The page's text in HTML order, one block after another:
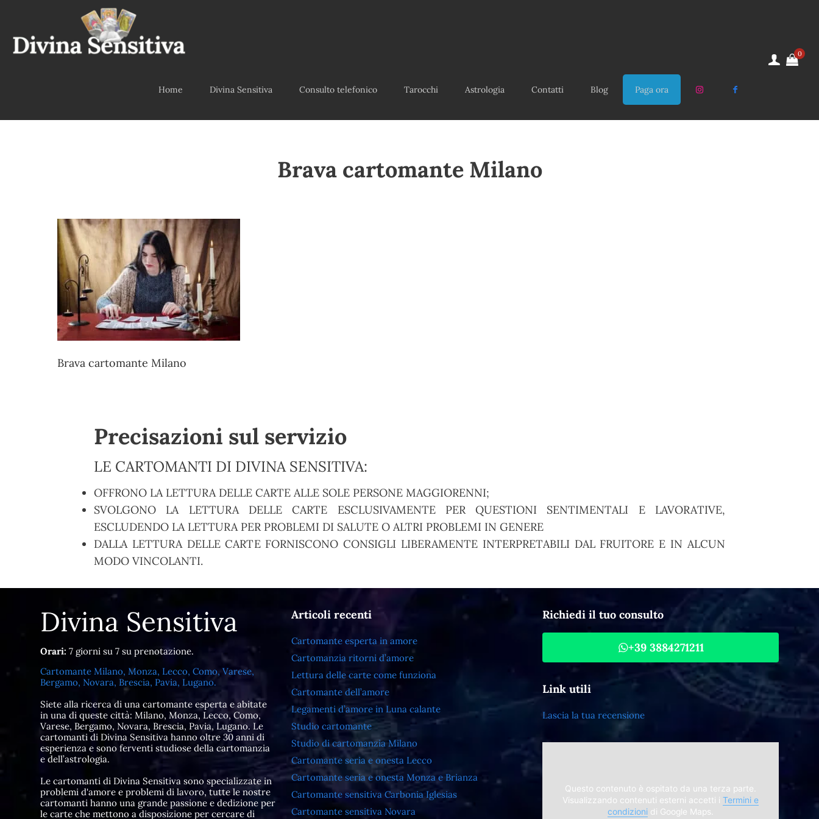
Home Divina Sensitiva Consulto telefonico Tarocchi Astrologia Contatti Blog Paga ora
0
Brava cartomante Milano
Brava cartomante Milano
Precisazioni sul servizio
LE CARTOMANTI DI DIVINA SENSITIVA:
OFFRONO LA LETTURA DELLE CARTE ALLE SOLE PERSONE MAGGIORENNI;
SVOLGONO LA LETTURA DELLE CARTE ESCLUSIVAMENTE PER QUESTIONI SENTIMENTALI E LAVORATIVE,
ESCLUDENDO LA LETTURA PER PROBLEMI DI SALUTE O ALTRI PROBLEMI IN GENERE
DALLA LETTURA DELLE CARTE FORNISCONO CONSIGLI LIBERAMENTE INTERPRETABILI DAL FRUITORE E IN ALCUN
MODO VINCOLANTI.
Divina Sensitiva
Orari: 7 giorni su 7 su prenotazione.
Cartomante Milano, Monza, Lecco, Como, Varese,
Bergamo, Novara, Brescia, Pavia, Lugano.
Siete alla ricerca di una cartomante esperta e abitate
in una di queste città: Milano, Monza, Lecco, Como,
Varese, Bergamo, Novara, Brescia, Pavia, Lugano. Le
cartomanti di Divina Sensitiva hanno oltre 30 anni di
esperienza e sono ferventi studiose della cartomanzia
e dell’astrologia.
Le cartomanti di Divina Sensitiva sono specializzate in
problemi d'amore e problemi di lavoro, tutte le nostre
cartomanti hanno una grande passione e dedizione per
le carte che mettono a disposizione per cercare di
Articoli recenti
Cartomante esperta in amore
Cartomanzia ritorni d’amore
Lettura delle carte come funziona
Cartomante dell’amore
Legamenti d’amore in Luna calante
Studio cartomante
Studio di cartomanzia Milano
Cartomante seria e onesta Lecco
Cartomante seria e onesta Monza e Brianza
Cartomante sensitiva Carbonia Iglesias
Cartomante sensitiva Novara
Richiedi il tuo consulto
+39 3884271211
Link utili
Lascia la tua recensione
Questo contenuto è ospitato da una terza parte.
Visualizzando contenuti esterni accetti iTermini e
condizioni di Google Maps.